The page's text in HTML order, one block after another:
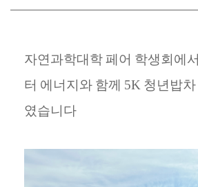
자연과학대학페어 학생회에서
터 에너지와 함께 5K 청년밥차
였습니다